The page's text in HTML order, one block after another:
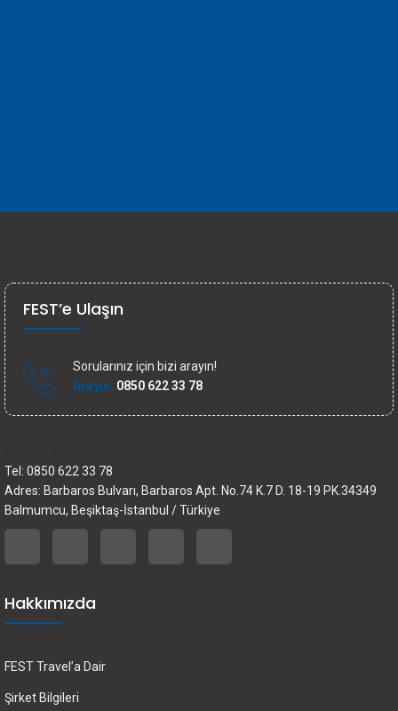
FEST’e Ulaşın
Sorularınız için bizi arayın!
Arayın: 0850 622 33 78
Tel: 0850 622 33 78
Adres: Barbaros Bulvarı, Barbaros Apt. No.74 K.7 D. 18-19 PK.34349
Balmumcu, Beşiktaş-İstanbul / Türkiye
Hakkımızda
FEST Travel’a Dair
Şirket Bilgileri